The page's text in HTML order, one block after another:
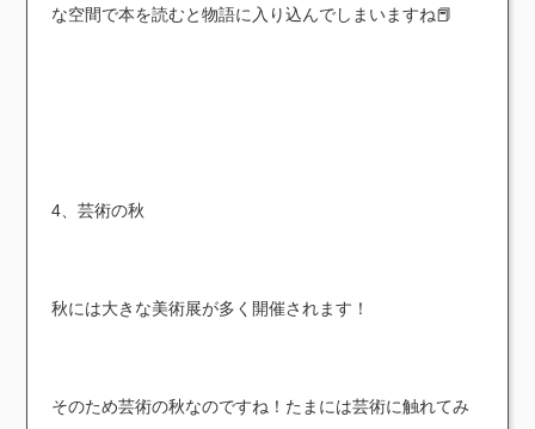
な空間で本を読むと物語に入り込んでしまいますね📕
4、芸術の秋
秋には大きな美術展が多く開催されます！
そのため芸術の秋なのですね！たまには芸術に触れてみ